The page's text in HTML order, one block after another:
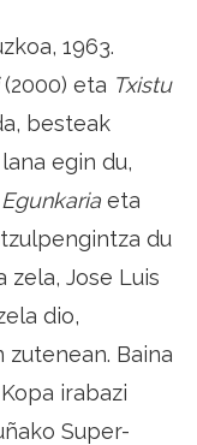
1963.
(2000) eta Txistu
besteak
egin du,
eta
du
zela, Jose Luis
dio,
Baina
irabazi
Super-